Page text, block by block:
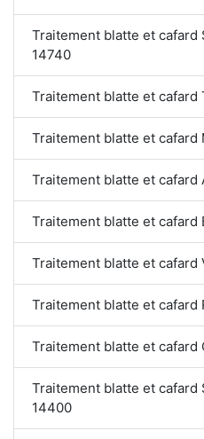
Traitement blatte et
14740
Traitement blatte et
Traitement blatte et cafard
Traitement blatte et cafard
Traitement blatte et cafard
Traitement blatte et cafard
Traitement blatte et cafard
Traitement blatte et cafard
Traitement blatte et cafard
14400